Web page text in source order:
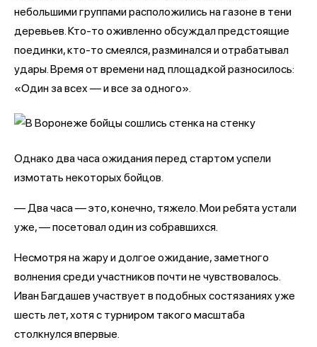
небольшими группами расположились на газоне в тени
деревьев. Кто-то оживленно обсуждал предстоящие
поединки, кто-то смеялся, разминался и отрабатывал
удары. Время от времени над площадкой разносилось:
«Один за всех — и все за одного».
Однако два часа ожидания перед стартом успели
измотать некоторых бойцов.
— Два часа — это, конечно, тяжело. Мои ребята устали
уже, — посетовал один из собравшихся.
Несмотря на жару и долгое ожидание, заметного
волнения среди участников почти не чувствовалось.
Иван Багдашев участвует в подобных состязаниях уже
шесть лет, хотя с турниром такого масштаба
столкнулся впервые.